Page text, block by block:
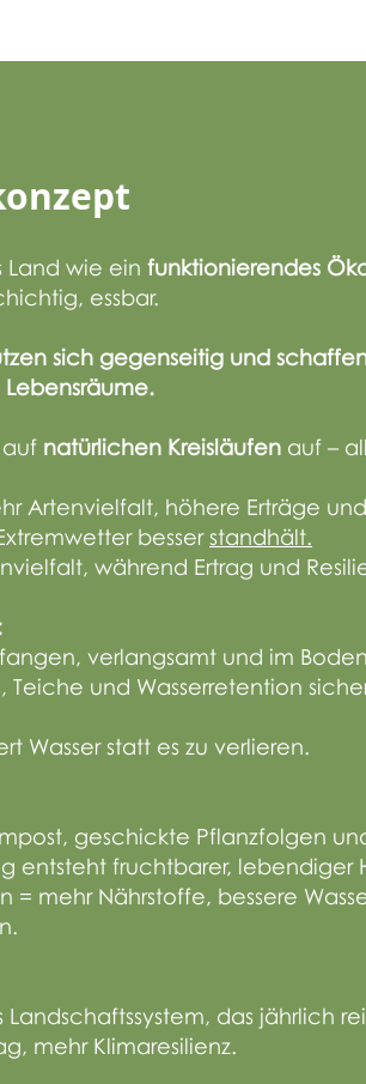
Land wie ein funktionierendes
essbar.
sich gegenseitig und
auf natürlichen Kreisläufen auf –
Artenvielfalt, höhere Erträge
besserstandhält.
während Ertrag und
verlangsamt und im
Teiche und Wasserretention
Wasser statt es zu verlieren.
geschickte Pflanzfolgen
entsteht fruchtbarer, lebendiger
= mehr Nährstoffe, bessere
Landschaftssystem, das jährlich
mehr Klimaresilienz.